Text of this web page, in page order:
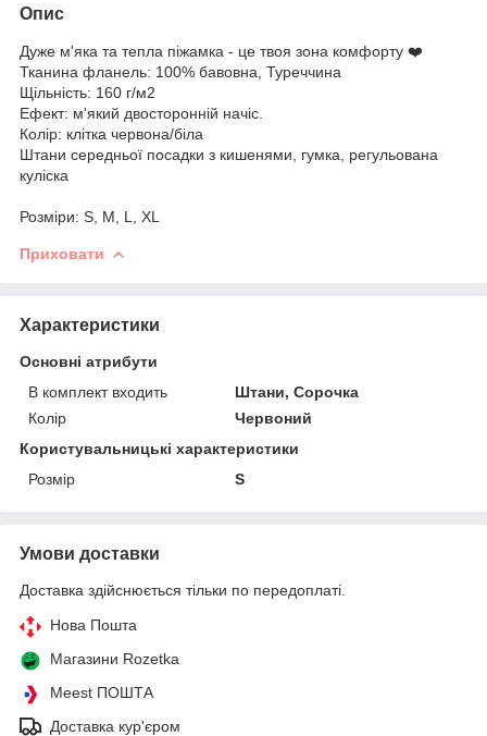
Опис
Дуже м'яка та тепла піжамка - це твоя зона комфорту ❤️
Тканина фланель: 100% бавовна, Туреччина
Щільність: 160 г/м2
Ефект: м'який двосторонній начіс.
Колір: клітка червона/біла
Штани середньої посадки з кишенями, гумка, регульована
куліска
Розміри: S, M, L, ХL
Приховати
Характеристики
Основні атрибути
В комплект входить
Штани, Сорочка
Колір
Червоний
Користувальницькі характеристики
Розмір
S
Умови доставки
Доставка здійснюється тільки по передоплаті.
Нова Пошта
Магазини Rozetka
Meest ПОШТА
Доставка кур'єром